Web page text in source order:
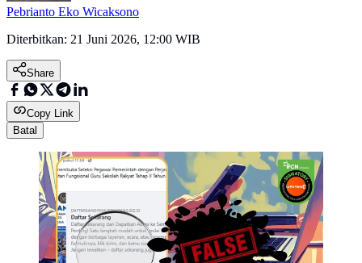
Pebrianto Eko Wicaksono
Diterbitkan: 21 Juni 2026, 12:00 WIB
Share
Copy Link
Batal